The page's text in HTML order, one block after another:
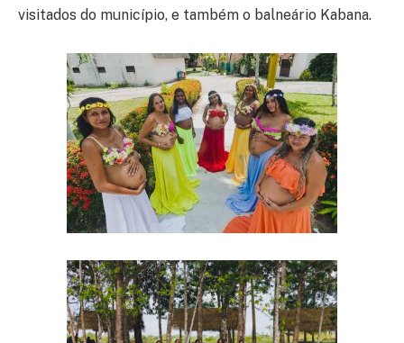
visitados do município, e também o balneário Kabana.